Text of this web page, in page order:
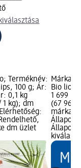
Terméknév:
100 g; Ár:
0,1 kg
1 kg); dm
dm üzlet
Márka:
Bio
1 699
(67
márka
Állapot
Állapot